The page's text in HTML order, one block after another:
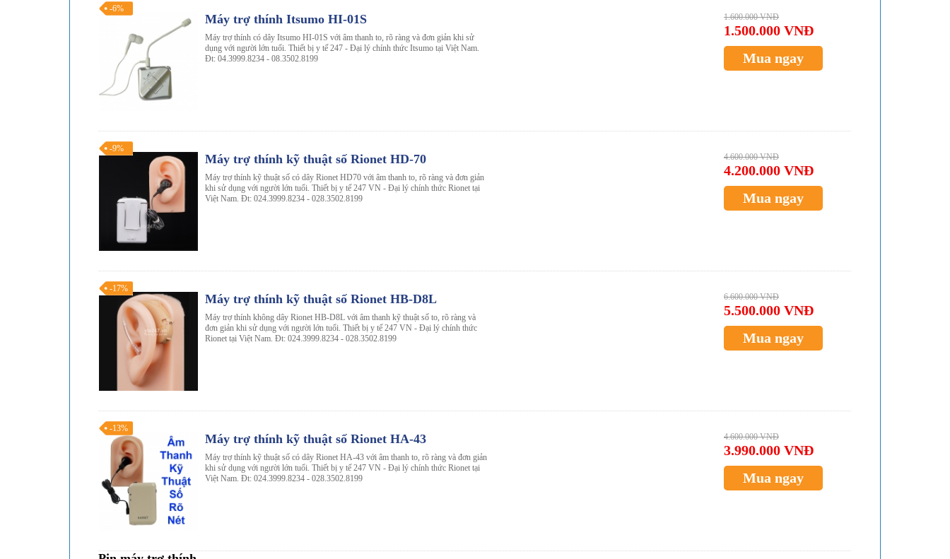
-6%
Máy trợ thính Itsumo HI-01S
Máy trợ thính có dây Itsumo HI-01S với âm thanh to, rõ ràng và đơn giản khi sử
dụng với người lớn tuổi. Thiết bị y tế 247 - Đại lý chính thức Itsumo tại Việt Nam.
Đt: 04.3999.8234 - 08.3502.8199
1.600.000 VNĐ
1.500.000 VNĐ
Mua ngay
-9%
Máy trợ thính kỹ thuật số Rionet HD-70
Máy trợ thính kỹ thuật số có dây Rionet HD70 với âm thanh to, rõ ràng và đơn giản
khi sử dụng với người lớn tuổi. Thiết bị y tế 247 VN - Đại lý chính thức Rionet tại
Việt Nam. Đt: 024.3999.8234 - 028.3502.8199
4.600.000 VNĐ
4.200.000 VNĐ
Mua ngay
-17%
Máy trợ thính kỹ thuật số Rionet HB-D8L
Máy trợ thính không dây Rionet HB-D8L với âm thanh kỹ thuật số to, rõ ràng và
đơn giản khi sử dụng với người lớn tuổi. Thiết bị y tế 247 VN - Đại lý chính thức
Rionet tại Việt Nam. Đt: 024.3999.8234 - 028.3502.8199
6.600.000 VNĐ
5.500.000 VNĐ
Mua ngay
-13%
Máy trợ thính kỹ thuật số Rionet HA-43
Máy trợ thính kỹ thuật số có dây Rionet HA-43 với âm thanh to, rõ ràng và đơn giản
khi sử dụng với người lớn tuổi. Thiết bị y tế 247 VN - Đại lý chính thức Rionet tại
Việt Nam. Đt: 024.3999.8234 - 028.3502.8199
4.600.000 VNĐ
3.990.000 VNĐ
Mua ngay